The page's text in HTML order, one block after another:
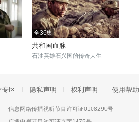
全36集
共和国血脉
石油英雄石兴国的传奇人生
专区 隐私声明 权利声明 使用帮助
信息网络传播视听节目许可证0108290号